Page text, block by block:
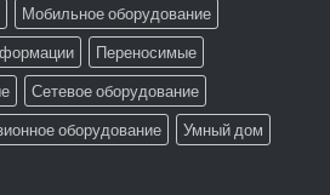
Мобильное оборудование
Переносимые
Сетевое оборудование
оборудование
Умный дом